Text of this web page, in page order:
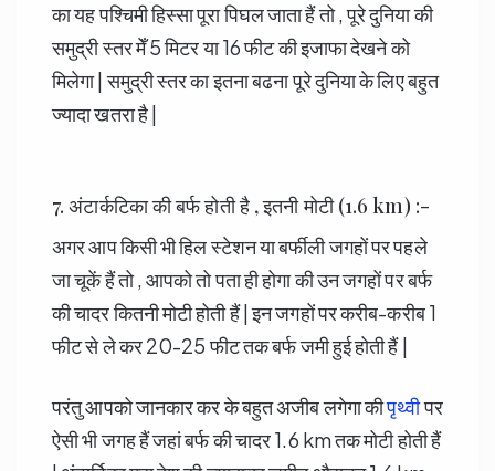
का यह पश्चिमी हिस्सा पूरा पिघल जाता हैं तो , पूरे दुनिया की
समुद्री स्तर मेँ 5 मिटर या 16 फीट की इजाफा देखने को
मिलेगा | समुद्री स्तर का इतना बढना पूरे दुनिया के लिए बहुत
ज्यादा खतरा है |
7. अंटार्कटिका की बर्फ होती है , इतनी मोटी (1.6 km) :-
अगर आप किसी भी हिल स्टेशन या बर्फीली जगहों पर पहले
जा चूकें हैं तो , आपको तो पता ही होगा की उन जगहों पर बर्फ
की चादर कितनी मोटी होती हैं | इन जगहों पर करीब-करीब 1
फीट से ले कर 20-25 फीट तक बर्फ जमी हुई होती हैं |
परंतु आपको जानकार कर के बहुत अजीब लगेगा कीपृथ्वीपर
ऐसी भी जगह हैं जहां बर्फ की चादर 1.6 km तक मोटी होती हैं